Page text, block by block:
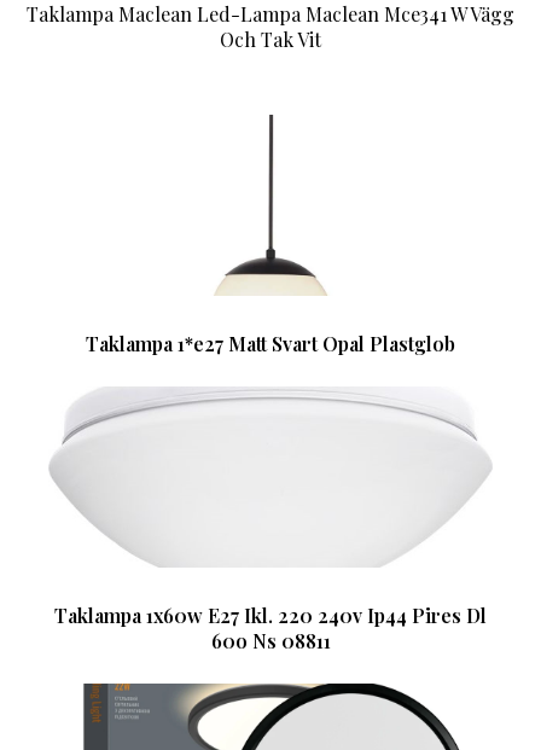
Taklampa Maclean Led-Lampa Maclean Mce341 W Vägg
Och Tak Vit
Taklampa 1*e27 Matt Svart Opal Plastglob
Taklampa 1x60w E27 Ikl. 220 240v Ip44 Pires Dl
60o Ns 08811